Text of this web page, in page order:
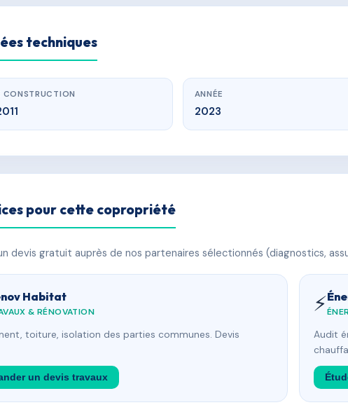
techniques
CONSTRUCTION ANNÉE
2023
pour cette copropriété
devis gratuit auprès de nos partenaires sélectionnés (diagnostics,
Habitat
& RÉNOVATION
toiture, isolation des parties communes. Devis
un devis travaux
⚡
Audit